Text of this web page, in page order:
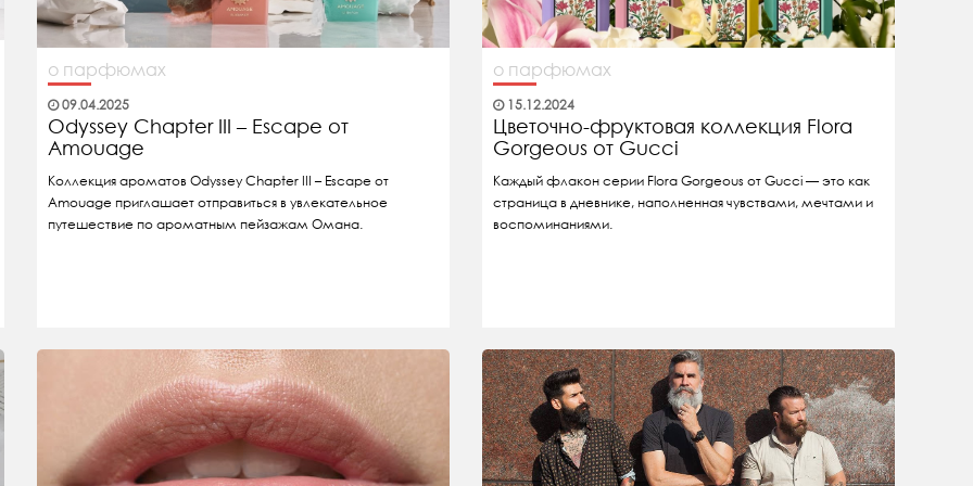
о парфюмах
09.04.2025
Odyssey Chapter III – Escape от
Amouage
Коллекция ароматов Odyssey Chapter III – Escape от
Amouage приглашает отправиться в увлекательное
путешествие по ароматным пейзажам Омана.
о парфюмах
15.12.2024
Цветочно-фруктовая коллекция Flora
Gorgeous от Gucci
Каждый флакон серии Flora Gorgeous от Gucci — это как
страница в дневнике, наполненная чувствами, мечтами и
воспоминаниями.